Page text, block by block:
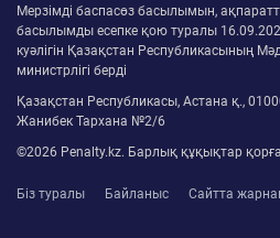
Мерзімді баспасөз басылымын,
басылымды есепке қою туралы
куәлігін Қазақстан Республикасының
министрлігі берді
Қазақстан Республикасы, Астана қ.,
Жанибек Тархана №2/6
©2026 Penalty.kz. Барлық құқықтар
Біз туралы Байланыс Сайтта